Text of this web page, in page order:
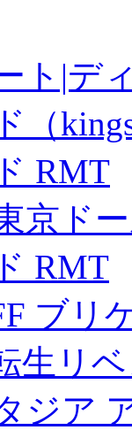
ト|デ
（
RMT
京ド
RMT
ブリ
生リ
ジア